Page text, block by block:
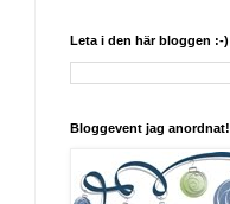
Leta i den här bloggen :-)
Bloggevent jag anordnat!